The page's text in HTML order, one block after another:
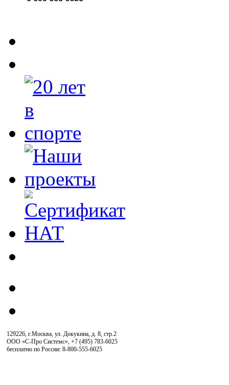
129226, г.Москва, ул. Докукина, д. 8, стр.2
ООО «С-Про Системс», +7 (495) 783-6025
бесплатно по России: 8-800-555-6025